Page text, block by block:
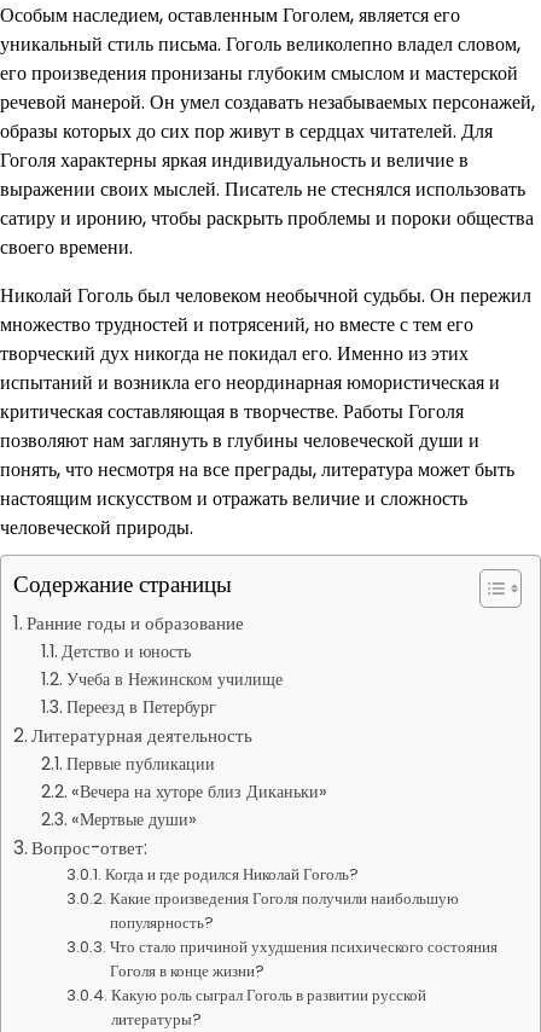
Особым наследием, оставленным Гоголем, является его
уникальный стиль письма. Гоголь великолепно владел словом,
его произведения пронизаны глубоким смыслом и мастерской
речевой манерой. Он умел создавать незабываемых персонажей,
образы которых до сих пор живут в сердцах читателей. Для
Гоголя характерны яркая индивидуальность и величие в
выражении своих мыслей. Писатель не стеснялся использовать
сатиру и иронию, чтобы раскрыть проблемы и пороки общества
своего времени.
Николай Гоголь был человеком необычной судьбы. Он пережил
множество трудностей и потрясений, но вместе с тем его
творческий дух никогда не покидал его. Именно из этих
испытаний и возникла его неординарная юмористическая и
критическая составляющая в творчестве. Работы Гоголя
позволяют нам заглянуть в глубины человеческой души и
понять, что несмотря на все преграды, литература может быть
настоящим искусством и отражать величие и сложность
человеческой природы.
Содержание страницы
Ранние годы и образование
Детство и юность
Учеба в Нежинском училище
Переезд в Петербург
Литературная деятельность
Первые публикации
«Вечера на хуторе близ Диканьки»
«Мертвые души»
Вопрос-ответ:
Когда и где родился Николай Гоголь?
Какие произведения Гоголя получили наибольшую
популярность?
Что стало причиной ухудшения психического состояния
Гоголя в конце жизни?
Какую роль сыграл Гоголь в развитии русской
литературы?